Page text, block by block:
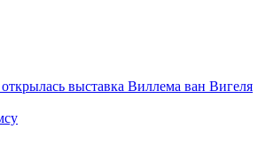
выставка Виллема ван Вигеля